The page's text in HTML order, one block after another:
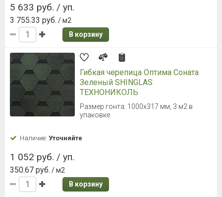
5 633 руб. / уп.
3 755.33 руб. / м2
В корзину
Гибкая черепица Оптима Соната
Зеленый SHINGLAS
ТЕХНОНИКОЛЬ
Размер гонта: 1000х317 мм, 3 м2 в
упаковке
Наличие: Уточняйте
1 052 руб. / уп.
350.67 руб. / м2
В корзину